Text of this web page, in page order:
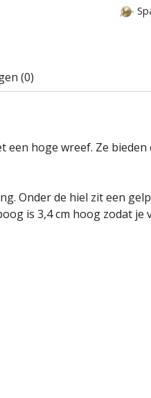
(0)
een hoge wreef. Ze
Onder de hiel zit een
is 3,4 cm hoog zodat